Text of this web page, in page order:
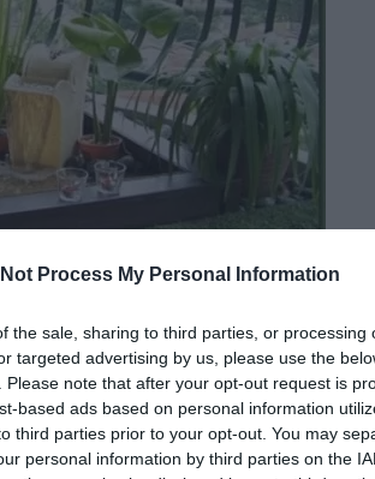
Not Process My Personal Information
the sale, sharing to third parties, or processing
targeted advertising by us, please use the
Please note that after your opt-out request is
based ads based on personal information
third parties prior to your opt-out. You may
personal information by third parties on the
tökéletes reggelihezVirágok cserépben,